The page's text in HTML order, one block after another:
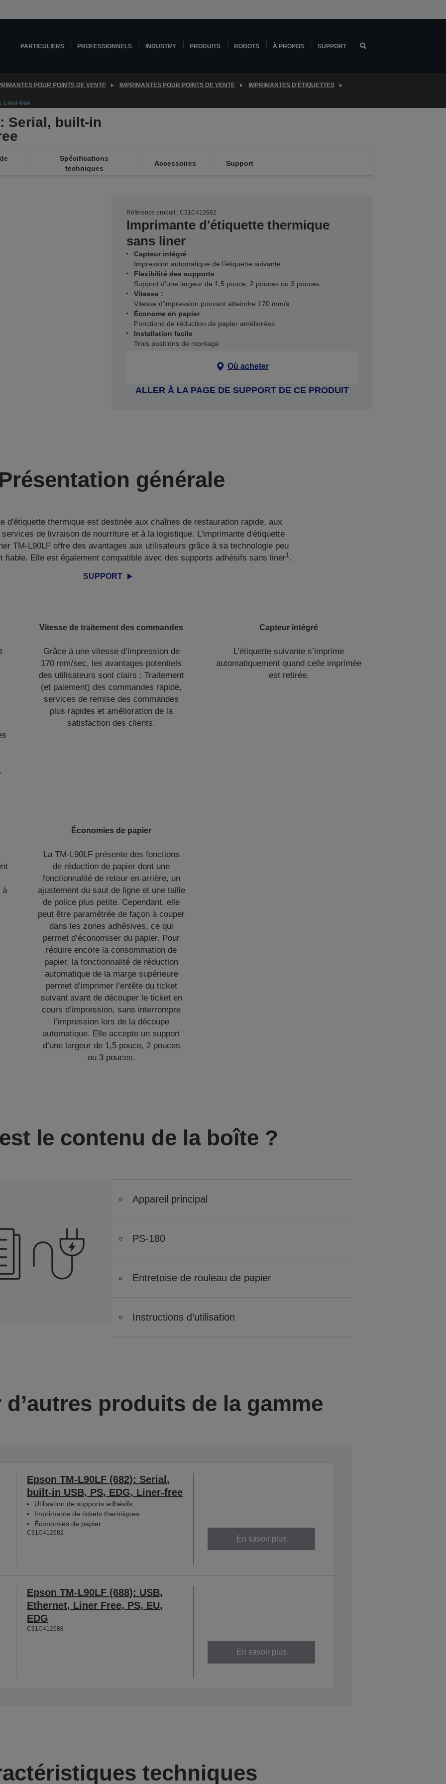
PARTICULIERS PROFESSIONNELS INDUSTRY PRODUITS ROBOTS À PROPOS SUPPORT
POUR POINTS DE VENTE IMPRIMANTES POUR POINTS DE VENTE IMPRIMANTES D'ÉTIQUETTES
Liner-free
Serial, built-in
Spécifications
techniques
Accessoires Support
Référence produit : C31C412682
Imprimante d'étiquette thermique
sans liner
Capteur intégré
Impression automatique de l’étiquette suivante
Flexibilité des supports
Support d’une largeur de 1,5 pouce, 2 pouces ou 3 pouces
Vitesse :
Vitesse d’impression pouvant atteindre 170 mm/s
Économe en papier
Fonctions de réduction de papier améliorées
Installation facile
Trois positions de montage
Où acheter
ALLER À LA PAGE DE SUPPORT DE CE PRODUIT
générale
d'étiquette thermique est destinée aux chaînes de restauration rapide, aux
de livraison de nourriture et à la logistique. L'imprimante d'étiquette
TM-L90LF offre des avantages aux utilisateurs grâce à sa technologie peu
fiable. Elle est également compatible avec des supports adhésifs sans liner1.
SUPPORT
Vitesse de traitement des commandes
Grâce à une vitesse d’impression de
170 mm/sec, les avantages potentiels
des utilisateurs sont clairs : Traitement
(et paiement) des commandes rapide,
services de remise des commandes
plus rapides et amélioration de la
satisfaction des clients.
Capteur intégré
L’étiquette suivante s’imprime
automatiquement quand celle imprimée
est retirée.
à
Économies de papier
La TM-L90LF présente des fonctions
de réduction de papier dont une
fonctionnalité de retour en arrière, un
ajustement du saut de ligne et une taille
de police plus petite. Cependant, elle
peut être paramétrée de façon à couper
dans les zones adhésives, ce qui
permet d’économiser du papier. Pour
réduire encore la consommation de
papier, la fonctionnalité de réduction
automatique de la marge supérieure
permet d’imprimer l’entête du ticket
suivant avant de découper le ticket en
cours d’impression, sans interrompre
l’impression lors de la découpe
automatique. Elle accepte un support
d’une largeur de 1,5 pouce, 2 pouces
ou 3 pouces.
le contenu de la boîte ?
Appareil principal
PS-180
Entretoise de rouleau de papier
Instructions d’utilisation
produits de la gamme
Epson TM-L90LF (682): Serial,
built-in USB, PS, EDG, Liner-free
Utilisation de supports adhésifs
Imprimante de tickets thermiques
Économies de papier
C31C412682
En savoir plus
Epson TM-L90LF (688): USB,
Ethernet, Liner Free, PS, EU,
EDG
C31C412688
En savoir plus
techniques